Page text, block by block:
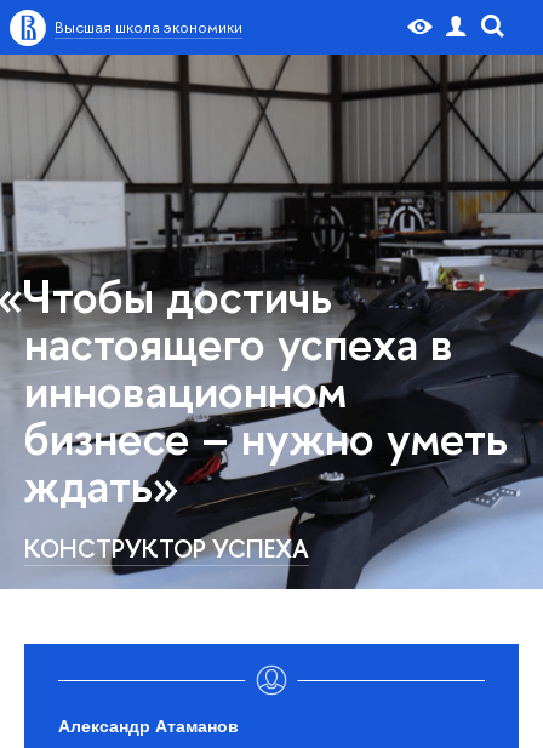
Высшая школа экономики
достичь
настоящего успеха в
инновационном
бизнесе – нужно уметь
ждать»
КОНСТРУКТОР УСПЕХА
Александр Атаманов